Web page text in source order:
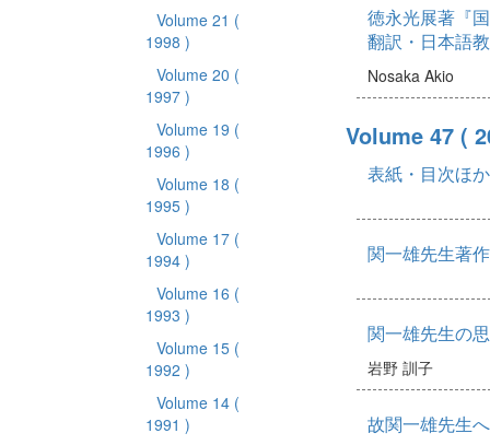
Volume 21 (
1998 )
Volume 20 (
1997 )
Volume 19 (
1996 )
Volume 18 (
1995 )
Volume 17 (
1994 )
Volume 16 (
1993 )
Volume 15 (
1992 )
Volume 14 (
1991 )
徳永光展著『
翻訳・日本語
Nosaka Akio
Volume 47 (
表紙・目次ほか
関一雄先生著
関一雄先生の
岩野 訓子
故関一雄先生